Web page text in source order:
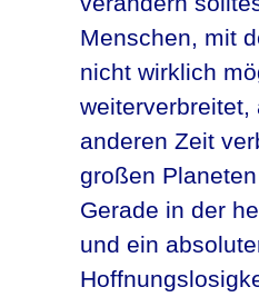
Menschen, mit
nicht wirklich
anderen Zeit
großen Planeten
Gerade in der
und ein